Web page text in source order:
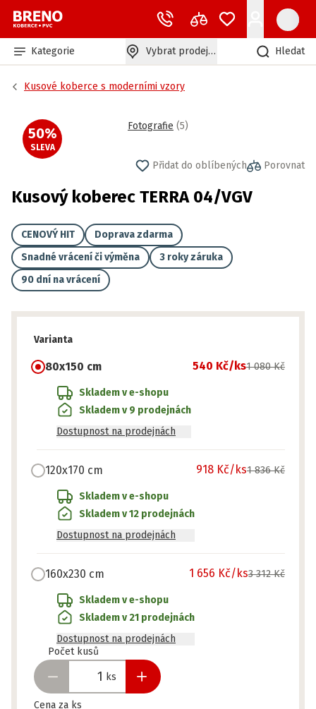
Kategorie Vybrat prodejnu Hledat
Kusové koberce s moderními vzory
50%
SLEVA
Fotografie (5)
Přidat do oblíbených Porovnat
Kusový koberec TERRA 04/VGV
CENOVÝ HIT
Doprava zdarma
Snadné vrácení či výměna
3 roky záruka
90 dní na vrácení
Varianta
80x150 cm 540 Kč/ks1 080 Kč
Skladem v e-shopu
Skladem v 9 prodejnách
Dostupnost na prodejnách
120x170 cm 918 Kč/ks1 836 Kč
Skladem v e-shopu
Skladem v 12 prodejnách
Dostupnost na prodejnách
160x230 cm 1 656 Kč/ks3 312 Kč
Skladem v e-shopu
Skladem v 21 prodejnách
Dostupnost na prodejnách
Počet kusů
ks
Připraveno
Cena za ks